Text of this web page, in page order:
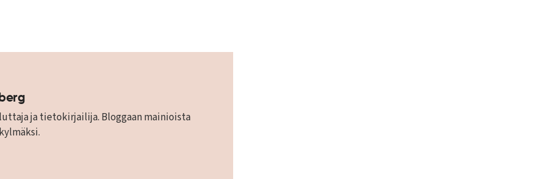
ja tietokirjailija. Bloggaan mainioista